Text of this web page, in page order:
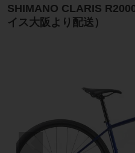
SHIMANO CLARIS
イス大阪より配送）